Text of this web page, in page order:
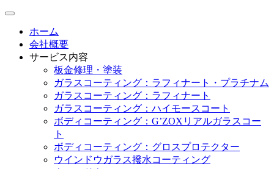
ホーム
会社概要
サービス内容
板金修理・塗装
ガラスコーティング：ラフィナート・プラチナム
ガラスコーティング：ラフィナート
ガラスコーティング：ハイモースコート
ボディコーティング：G’ZOXリアルガラスコー
ト
ボディコーティング：グロスプロテクター
ウインドウガラス撥水コーティング